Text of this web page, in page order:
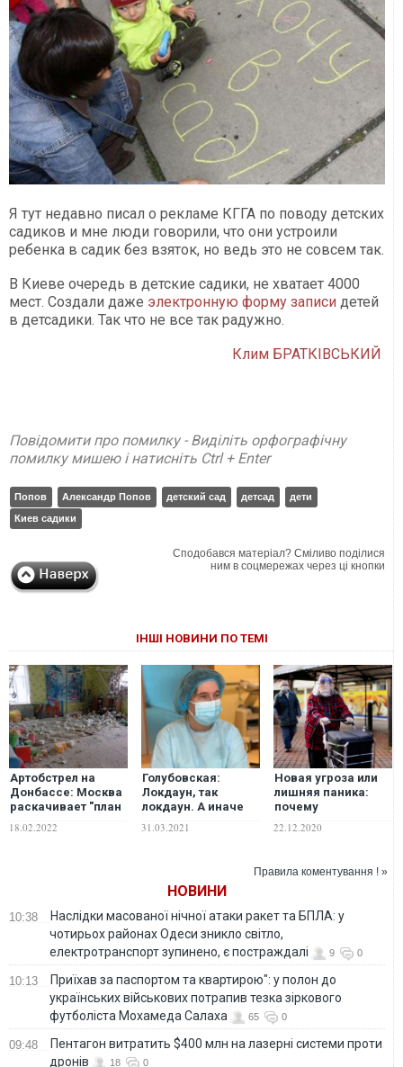
Я тут недавно писал о рекламе КГГА по поводу детских
садиков и мне люди говорили, что они устроили
ребенка в садик без взяток, но ведь это не совсем так.
В Киеве очередь в детские садики, не хватает 4000
мест. Создали даже электронную форму записи детей
в детсадики. Так что не все так радужно.
Клим БРАТКІВСЬКИЙ
Повідомити про помилку - Виділіть орфографічну
помилку мишею і натисніть Ctrl + Enter
Попов Александр Попов детский сад детсад
дети
Киев садики
Сподобався матеріал? Сміливо поділися
ним в соцмережах через ці кнопки
ІНШІ НОВИНИ ПО ТЕМІ
Артобстрел на
Донбассе: Москва
раскачивает "план
18.02.2022
Голубовская:
Локдаун, так
локдаун. А иначе
дома
31.03.2021
Новая угроза или
лишняя паника:
почему
COVID из Британии
22.12.2020
Правила коментування ! »
НОВИНИ
10:38
Наслідки масованої нічної атаки ракет та БПЛА: у
чотирьох районах Одеси зникло світло,
електротранспорт зупинено, є постраждалі
9 0
10:13
Приїхав за паспортом та квартирою": у полон до
українських військових потрапив тезка зіркового
футболіста Мохамеда Салаха
65 0
09:48
Пентагон витратить $400 млн на лазерні системи проти
дронів
18 0